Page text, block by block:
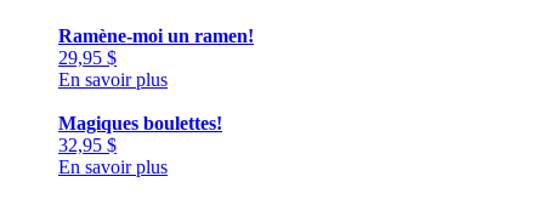
Ramène-moi un ramen!
29,95 $
En savoir plus
Magiques boulettes!
32,95 $
En savoir plus